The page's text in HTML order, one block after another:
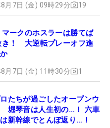
月7日 (金) 09時29分 19
マークのホスラーは勝てば
き！ 大逆転プレーオフ進
月7日 (金) 11時30分 1
たちが過ごしたオープンウ
堀琴音は人生初の…！ 六車
新幹線でとんぼ返り…！